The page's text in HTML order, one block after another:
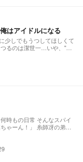
まってます） ※いつか液
の物語には、
を題材にした描写が含ま
、病気の経過などに一部
の「肥大型心筋症」とは異
ものではありません。 2026 5.10 start✨
はアイドルになる
少しでもうつしてほしくて
のは潔世一…いや、"ス
常 そんなスパイ
ゃーん！」 糸師冴の弟の
。何故ノンジャンルにし